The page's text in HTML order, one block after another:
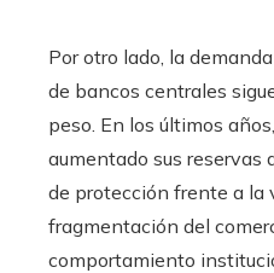
Por otro lado, la
de bancos centrales
peso. En los últimos
aumentado sus reservas
de protección frente a la
fragmentación del
comportamiento